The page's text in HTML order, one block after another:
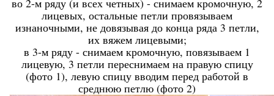
во 2-м ряду (и всех четных) - снимаем кромочную, 2
лицевых, остальные петли провязываем
изнаночными, не довязывая до конца ряда 3 петли,
их вяжем лицевыми;
в 3-м ряду - снимаем кромочную, повязываем 1
лицевую, 3 петли переснимаем на правую спицу
(фото 1), левую спицу вводим перед работой в
среднюю петлю (фото 2)